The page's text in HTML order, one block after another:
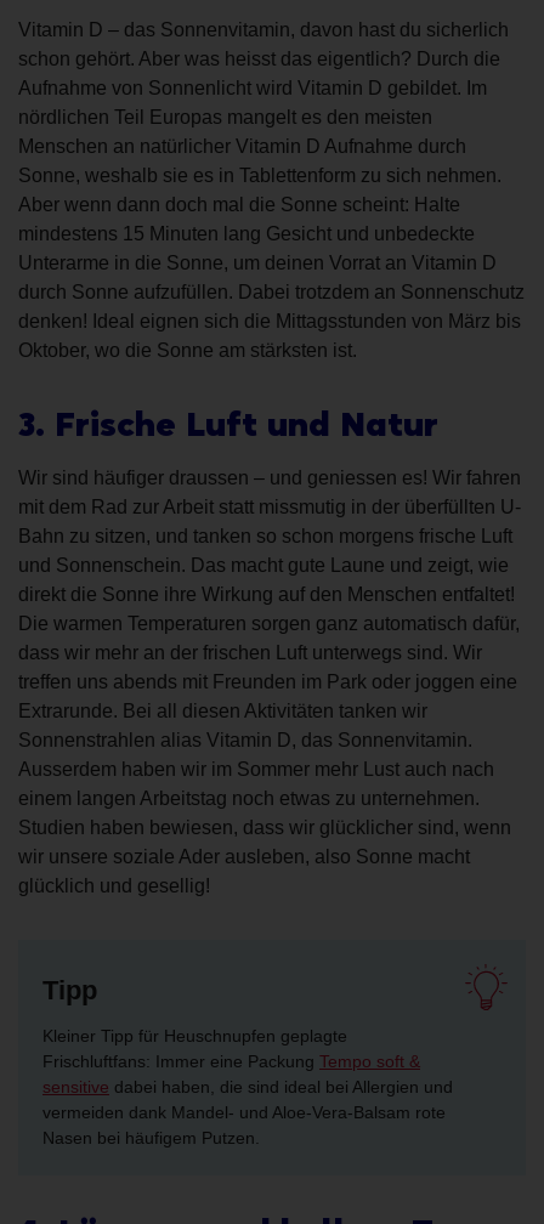
Vitamin D – das Sonnenvitamin, davon hast du sicherlich
schon gehört. Aber was heisst das eigentlich? Durch die
Aufnahme von Sonnenlicht wird Vitamin D gebildet. Im
nördlichen Teil Europas mangelt es den meisten
Menschen an natürlicher Vitamin D Aufnahme durch
Sonne, weshalb sie es in Tablettenform zu sich nehmen.
Aber wenn dann doch mal die Sonne scheint: Halte
mindestens 15 Minuten lang Gesicht und unbedeckte
Unterarme in die Sonne, um deinen Vorrat an Vitamin D
durch Sonne aufzufüllen. Dabei trotzdem an Sonnenschutz
denken! Ideal eignen sich die Mittagsstunden von März bis
Oktober, wo die Sonne am stärksten ist.
3. Frische Luft und Natur
Wir sind häufiger draussen – und geniessen es! Wir fahren
mit dem Rad zur Arbeit statt missmutig in der überfüllten U-
Bahn zu sitzen, und tanken so schon morgens frische Luft
und Sonnenschein. Das macht gute Laune und zeigt, wie
direkt die Sonne ihre Wirkung auf den Menschen entfaltet!
Die warmen Temperaturen sorgen ganz automatisch dafür,
dass wir mehr an der frischen Luft unterwegs sind. Wir
treffen uns abends mit Freunden im Park oder joggen eine
Extrarunde. Bei all diesen Aktivitäten tanken wir
Sonnenstrahlen alias Vitamin D, das Sonnenvitamin.
Ausserdem haben wir im Sommer mehr Lust auch nach
einem langen Arbeitstag noch etwas zu unternehmen.
Studien haben bewiesen, dass wir glücklicher sind, wenn
wir unsere soziale Ader ausleben, also Sonne macht
glücklich und gesellig!
Tipp
Kleiner Tipp für Heuschnupfen geplagte
Frischluftfans: Immer eine Packung Tempo soft &
sensitive dabei haben, die sind ideal bei Allergien und
vermeiden dank Mandel- und Aloe-Vera-Balsam rote
Nasen bei häufigem Putzen.